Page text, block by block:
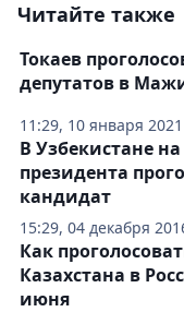
Читайте также
11:29, 10 января 2021
Токаев
депутатов в
15:29, 04 декабря
В Узбекистане
президента
кандидат
Как
Казахстана в
июня